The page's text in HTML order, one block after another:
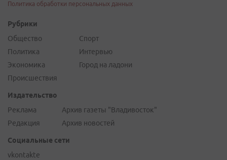
Политика обработки персональных данных
Рубрики
Общество
Политика
Экономика
Происшествия
Спорт
Интервью
Город на ладони
Издательство
Реклама
Редакция
Архив газеты "Владивосток"
Архив новостей
Социальные сети
vkontakte